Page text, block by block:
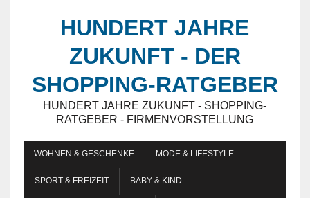
HUNDERT JAHRE
ZUKUNFT - DER
SHOPPING-RATGEBER
HUNDERT JAHRE ZUKUNFT - SHOPPING-
RATGEBER - FIRMENVORSTELLUNG
WOHNEN & GESCHENKE MODE & LIFESTYLE
SPORT & FREIZEIT BABY & KIND